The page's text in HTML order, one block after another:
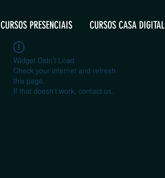
CURSOS PRESENCIAIS CURSOS CASA DIGITAL
Widget Didn’t Load
Check your internet and refresh
this page.
If that doesn’t work, contact us.